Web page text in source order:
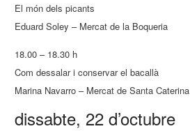
El món dels picants
Eduard Soley – Mercat de la Boqueria
18.00 – 18.30 h
Com dessalar i conservar el bacallà
Marina Navarro – Mercat de Santa Caterina
dissabte, 22 d’octubre